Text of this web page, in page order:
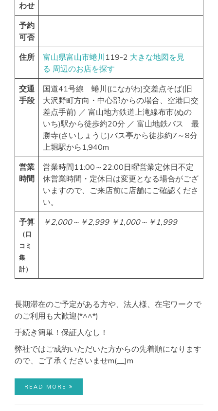
わせ
予約
可否
住所 富山県富山市蜷川 119-2 大きな地図を見
る 周辺のお店を探す
交通
手段
国道41号線 蜷川(にながわ)交差点そば(旧
大沢野町方向・中心部からの場合、空港口交
差点手前) ／ 富山地方鉄道上滝線布市(ぬの
いち)駅から徒歩約20分 ／ 富山地鉄バス 最
勝寺(さいしょうじ)バス亭から徒歩約7～8分
上堀駅から1,940m
営業
時間
営業時間11:00～22:00日曜営業定休日不定
休営業時間・定休日は変更となる場合がござ
いますので、ご来店前に店舗にご確認くださ
い。
予算
（口
コミ
集
計）
￥2,000～￥2,999 ￥1,000～￥1,999
長期滞在のご予定がある方や、法人様、在宅ワークで
のご利用も大歓迎(*^^*)
手続き簡単！保証人なし！
弊社ではご成約いただいた方からの先着順になります
ので、ご了承くださいませm(__)m
READ MORE